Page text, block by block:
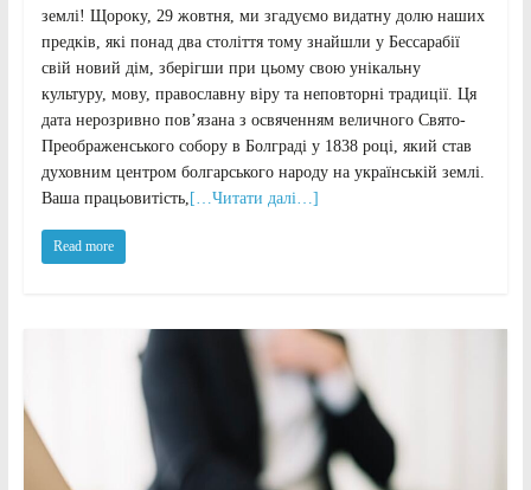
землі! Щороку, 29 жовтня, ми згадуємо видатну долю наших
предків, які понад два століття тому знайшли у Бессарабії
свій новий дім, зберігши при цьому свою унікальну
культуру, мову, православну віру та неповторні традиції. Ця
дата нерозривно пов’язана з освяченням величного Свято-
Преображенського собору в Болграді у 1838 році, який став
духовним центром болгарського народу на українській землі.
Ваша працьовитість, […Читати далі…]
Read more